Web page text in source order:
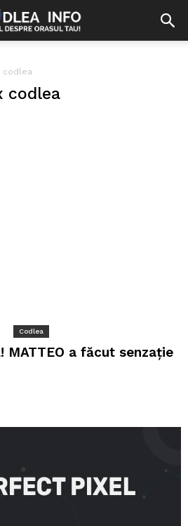
codlea
codlea
Codlea
MATTEO a făcut senzație